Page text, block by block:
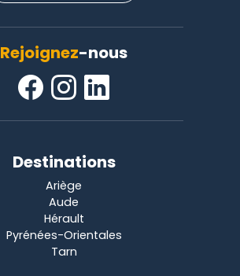
Rejoignez-nous
Destinations
Ariège
Aude
Hérault
Pyrénées-Orientales
Tarn